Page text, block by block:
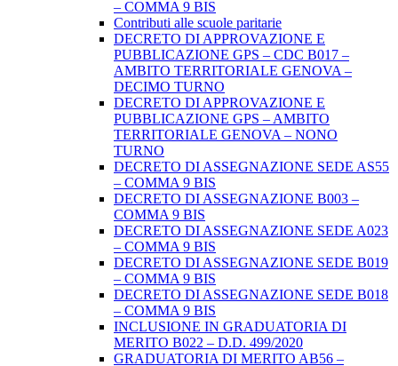
– COMMA 9 BIS
Contributi alle scuole paritarie
DECRETO DI APPROVAZIONE E
PUBBLICAZIONE GPS – CDC B017 –
AMBITO TERRITORIALE GENOVA –
DECIMO TURNO
DECRETO DI APPROVAZIONE E
PUBBLICAZIONE GPS – AMBITO
TERRITORIALE GENOVA – NONO
TURNO
DECRETO DI ASSEGNAZIONE SEDE AS55
– COMMA 9 BIS
DECRETO DI ASSEGNAZIONE B003 –
COMMA 9 BIS
DECRETO DI ASSEGNAZIONE SEDE A023
– COMMA 9 BIS
DECRETO DI ASSEGNAZIONE SEDE B019
– COMMA 9 BIS
DECRETO DI ASSEGNAZIONE SEDE B018
– COMMA 9 BIS
INCLUSIONE IN GRADUATORIA DI
MERITO B022 – D.D. 499/2020
GRADUATORIA DI MERITO AB56 –